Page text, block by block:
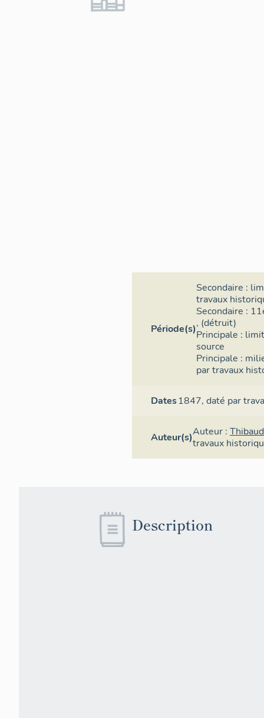
Période(s)
Secondaire :
travaux
Secondaire :
, (détruit)
Principale :
source
Principale :
par travaux
Dates1847,daté par
Auteur(s)Auteur :
travaux
Description